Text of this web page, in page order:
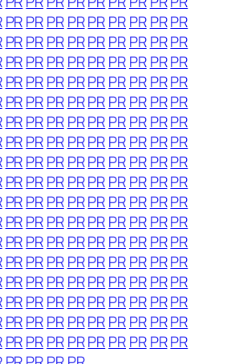
PRPRPRPRPRPRPR PRPR
PRPRPRPRPRPRPR PRPR
PRPRPRPRPRPRPR PRPR
PRPRPRPRPRPRPR PRPR
PRPRPRPRPRPRPR PRPR
PRPRPRPRPRPRPR PRPR
PRPRPRPRPRPRPR PRPR
PRPRPRPRPRPRPR PRPR
PRPRPRPRPRPRPR PRPR
PRPRPRPRPRPRPR PRPR
PRPRPRPRPRPRPR PRPR
PRPRPRPRPRPRPR PRPR
PRPRPRPRPRPRPR PRPR
PRPRPRPRPRPRPR PRPR
PRPRPRPRPRPRPR PRPR
PRPRPRPRPRPRPR PRPR
PRPRPRPRPRPRPR PRPR